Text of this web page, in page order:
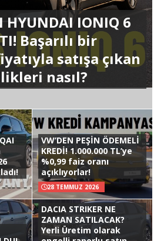
HYUNDAI IONIQ 6
Başarılı bir
satışa çıkan
nasıl?
VW’DEN PEŞİN ÖDEMELİ
KREDİ! 1.000.000 TL’ye
%0,99 faiz oranı
açıklıyorlar!
28 TEMMUZ 2026
DACIA STRIKER NE
ZAMAN SATILACAK?
Yerli Üretim olarak